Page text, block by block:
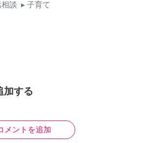
談 ▸ 子育て
加する
メントを追加